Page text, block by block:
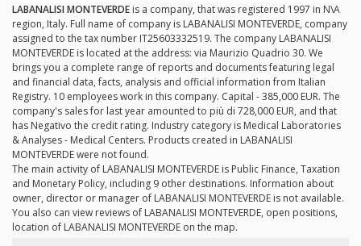
LABANALISI MONTEVERDE is a company, that was registered 1997 in N\A
region, Italy. Full name of company is LABANALISI MONTEVERDE, company
assigned to the tax number IT25603332519. The company LABANALISI
MONTEVERDE is located at the address: via Maurizio Quadrio 30. We
brings you a complete range of reports and documents featuring legal
and financial data, facts, analysis and official information from Italian
Registry. 10 employees work in this company. Capital - 385,000 EUR. The
company's sales for last year amounted to più di 728,000 EUR, and that
has Negativo the credit rating. Industry category is Medical Laboratories
& Analyses - Medical Centers. Products created in LABANALISI
MONTEVERDE were not found.
The main activity of LABANALISI MONTEVERDE is Public Finance, Taxation
and Monetary Policy, including 9 other destinations. Information about
owner, director or manager of LABANALISI MONTEVERDE is not available.
You also can view reviews of LABANALISI MONTEVERDE, open positions,
location of LABANALISI MONTEVERDE on the map.